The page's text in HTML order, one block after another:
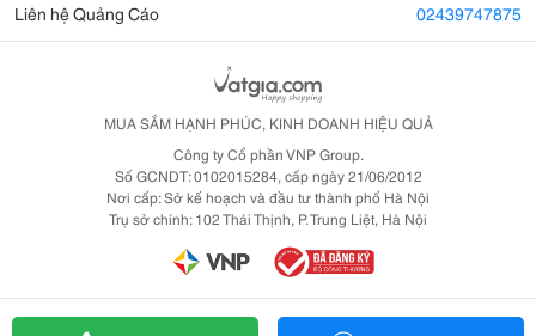
Liên hệ Quảng Cáo 02439747875
MUA SẮM HẠNH PHÚC, KINH DOANH HIỆU QUẢ
Công ty Cổ phần VNP Group.
Số GCNDT: 0102015284, cấp ngày 21/06/2012
Nơi cấp: Sở kế hoạch và đầu tư thành phố Hà Nội
Trụ sở chính: 102 Thái Thịnh, P. Trung Liệt, Hà Nội